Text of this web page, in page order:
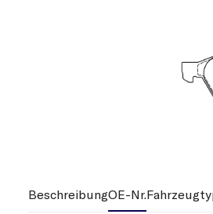
BeschreibungOE-Nr.